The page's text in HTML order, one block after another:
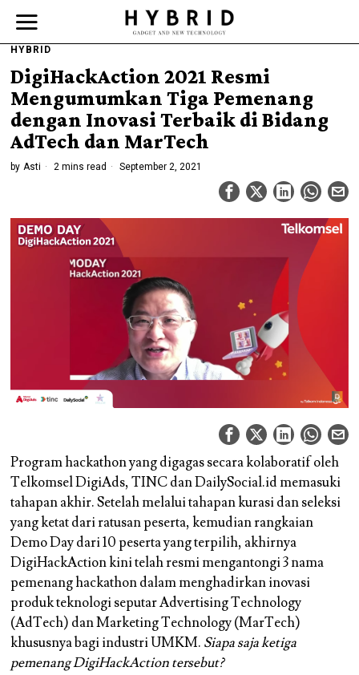
HYBRID
DigiHackAction 2021 Resmi
Mengumumkan Tiga Pemenang
dengan Inovasi Terbaik di Bidang
AdTech dan MarTech
by Asti 2 mins read September 2, 2021
Program hackathon yang digagas secara kolaboratif oleh
Telkomsel DigiAds, TINC dan DailySocial.id memasuki
tahapan akhir. Setelah melalui tahapan kurasi dan seleksi
yang ketat dari ratusan peserta, kemudian rangkaian
Demo Day dari 10 peserta yang terpilih, akhirnya
DigiHackAction kini telah resmi mengantongi 3 nama
pemenang hackathon dalam menghadirkan inovasi
produk teknologi seputar Advertising Technology
(AdTech) dan Marketing Technology (MarTech)
khususnya bagi industri UMKM. Siapa saja ketiga
pemenang DigiHackAction tersebut?